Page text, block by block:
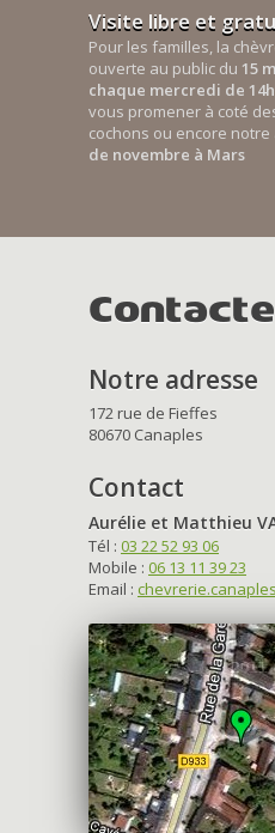
Visite libre et
Pour les familles, la
ouverte au public du 15
chaque mercredi de 14h
vous promener à coté
cochons ou encore notre
de novembre à Mars
Notre adresse
172 rue de Fieffes
80670 Canaples
Contact
Aurélie et Matthieu
Tél : 03 22 52 93 06
Mobile : 06 13 11 39 23
Email :